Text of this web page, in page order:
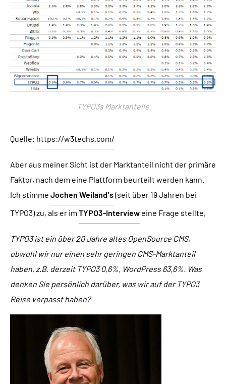
TYPO3s Marktanteile
Quelle: https://w3techs.com/
Aber aus meiner Sicht ist der Marktanteil nicht der primäre
Faktor, nach dem eine Plattform beurteilt werden kann.
Ich stimme Jochen Weiland’s(seit über 19 Jahren bei
TYPO3) zu, als er im TYPO3-Interview eine Frage stellte,
TYPO3 ist ein über 20 Jahre altes OpenSource CMS,
obwohl wir nur einen sehr geringen CMS-Marktanteil
haben, z.B. derzeit TYPO3 0,6%, WordPress 63,6%. Was
denken Sie persönlich darüber, was wir auf der TYPO3
Reise verpasst haben?